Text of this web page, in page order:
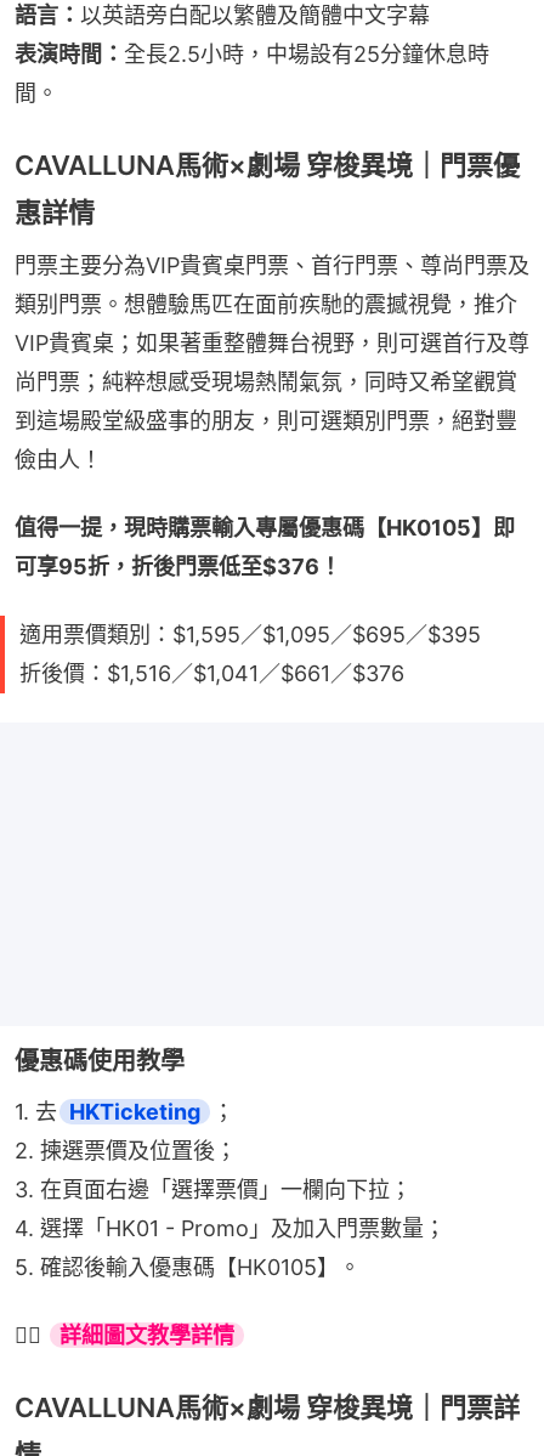
語言： 以英語旁白配以繁體及簡體中文字幕
表演時間： 全長2.5小時，中場設有25分鐘休息時
間。
CAVALLUNA馬術×劇場 穿梭異境｜門票優
惠詳情
門票主要分為VIP貴賓桌門票、首行門票、尊尚門票及
類别門票。想體驗馬匹在面前疾馳的震撼視覺，推介
VIP貴賓桌；如果著重整體舞台視野，則可選首行及尊
尚門票；純粹想感受現場熱鬧氣氛，同時又希望觀賞
到這場殿堂級盛事的朋友，則可選類別門票，絕對豐
儉由人！
值得一提，現時購票輸入專屬優惠碼【HK0105】即
可享95折，折後門票低至$376！
適用票價類別：$1,595／$1,095／$695／$395
折後價：$1,516／$1,041／$661／$376
優惠碼使用教學
1. 去 HKTicketing
；
2. 揀選票價及位置後；
3. 在頁面右邊「選擇票價」一欄向下拉；
4. 選擇「HK01 - Promo」及加入門票數量；
5. 確認後輸入優惠碼【HK0105】。
👉🏻 詳細圖文教學詳情
CAVALLUNA馬術×劇場 穿梭異境｜門票詳